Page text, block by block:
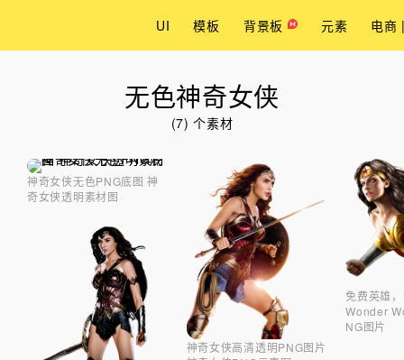
UI 模板 背景板 元素 电商
无色神奇女侠
(7) 个素材
神奇女侠无色PNG底图 神
奇女侠透明素材图
神奇女侠高清透明PNG图片
免费英雄
Wonder
NG图片